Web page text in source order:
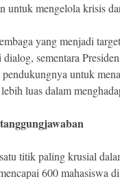
untuk mengelola krisis
yang menjadi
sementara
untuk
luas dalam
titik paling krusial
600 mahasiswa